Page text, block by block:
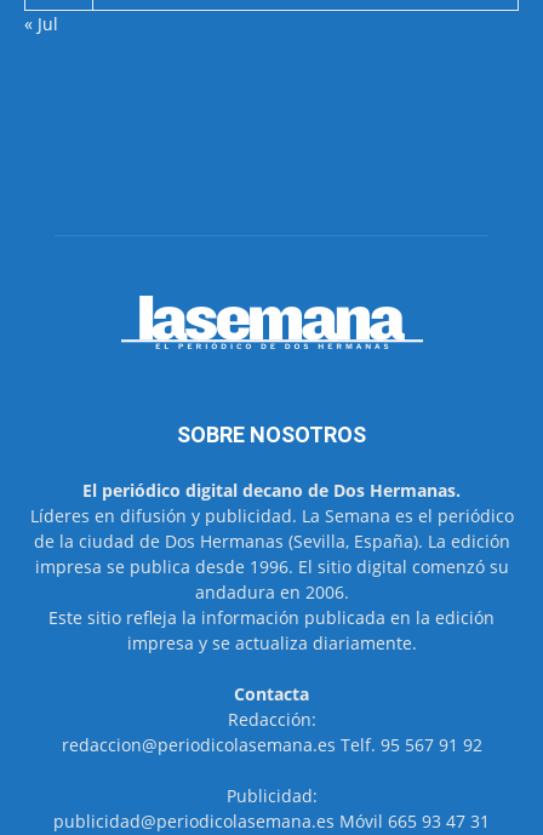
« Jul
SOBRE NOSOTROS
El periódico digital decano de Dos Hermanas.
Líderes en difusión y publicidad. La Semana es el periódico
de la ciudad de Dos Hermanas (Sevilla, España). La edición
impresa se publica desde 1996. El sitio digital comenzó su
andadura en 2006.
Este sitio refleja la información publicada en la edición
impresa y se actualiza diariamente.
Contacta
Redacción:
redaccion@periodicolasemana.es Telf. 95 567 91 92
Publicidad:
publicidad@periodicolasemana.es Móvil 665 93 47 31